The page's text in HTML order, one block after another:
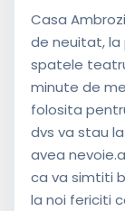
Casa
de neuitat, la
spatele
minute de
folosita
dvs va stau
avea
ca va simtiti
la noi fericiti